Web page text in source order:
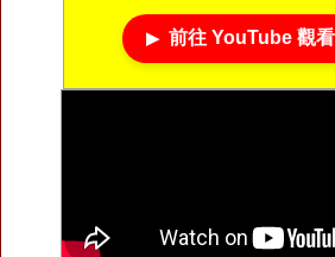
前往 YouTube 觀